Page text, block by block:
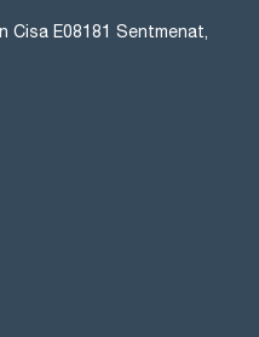
Cisa E08181 Sentmenat,